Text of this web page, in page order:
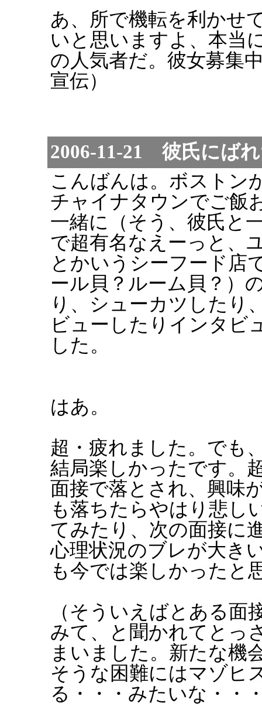
あ、所で機転を利かせ
いと思いますよ、本当
の人気者だ。彼女募集
宣伝）
2006-11-21 彼氏にば
こんばんは。ボストン
チャイナタウンでご飯
一緒に（そう、彼氏と
で超有名なえーっと、
とかいうシーフード店
ール貝？ルーム貝？）
り、シューカツしたり
ビューしたりインタビ
した。
はあ。
超・疲れました。でも
結局楽しかったです。
面接で落とされ、興味
も落ちたらやはり悲し
てみたり、次の面接に
心理状況のブレが大き
も今では楽しかったと
（そういえばとある面
みて、と聞かれてとっ
まいました。新たな機
そうな困難にはマゾヒ
る・・・みたいな・・